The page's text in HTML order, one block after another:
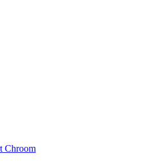
Chroom